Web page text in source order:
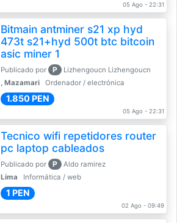
05 Ago - 22:31
Bitmain antminer s21 xp hyd
473t s21+hyd 500t btc bitcoin
asic miner 1
Publicado por P
Lizhengoucn Lizhengoucn
, Mazamari
Ordenador / electrónica
1.850 PEN
05 Ago - 22:31
Tecnico wifi repetidores router
pc laptop cableados
Publicado por P
Aldo ramirez
Lima
Informática / web
1 PEN
02 Ago - 09:49